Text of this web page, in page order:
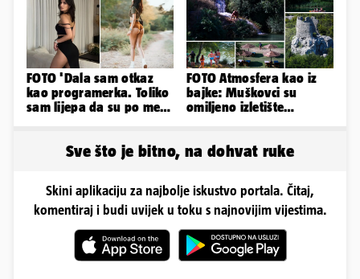
FOTO 'Dala sam otkaz
kao programerka. Toliko
sam lijepa da su po meni
FOTO Atmosfera kao iz
bajke: Muškovci su
omiljeno izletište
Sve što je bitno, na dohvat ruke
Skini aplikaciju za najbolje iskustvo portala. Čitaj,
komentiraj i budi uvijek u toku s najnovijim vijestima.